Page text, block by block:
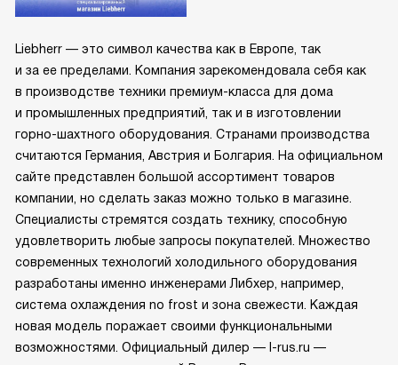
Liebherr — это символ качества как в Европе, так
и за ее пределами. Компания зарекомендовала себя как
в производстве техники премиум-класса для дома
и промышленных предприятий, так и в изготовлении
горно-шахтного оборудования. Странами производства
считаются Германия, Австрия и Болгария. На официальном
сайте представлен большой ассортимент товаров
компании, но сделать заказ можно только в магазине.
Специалисты стремятся создать технику, способную
удовлетворить любые запросы покупателей. Множество
современных технологий холодильного оборудования
разработаны именно инженерами Либхер, например,
система охлаждения no frost и зона свежести. Каждая
новая модель поражает своими функциональными
возможностями. Официальный дилер — l-rus.ru —